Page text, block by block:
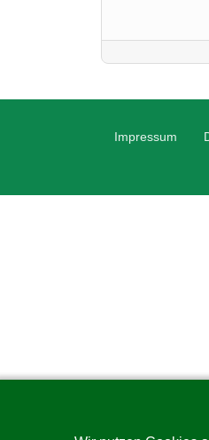
Impressum